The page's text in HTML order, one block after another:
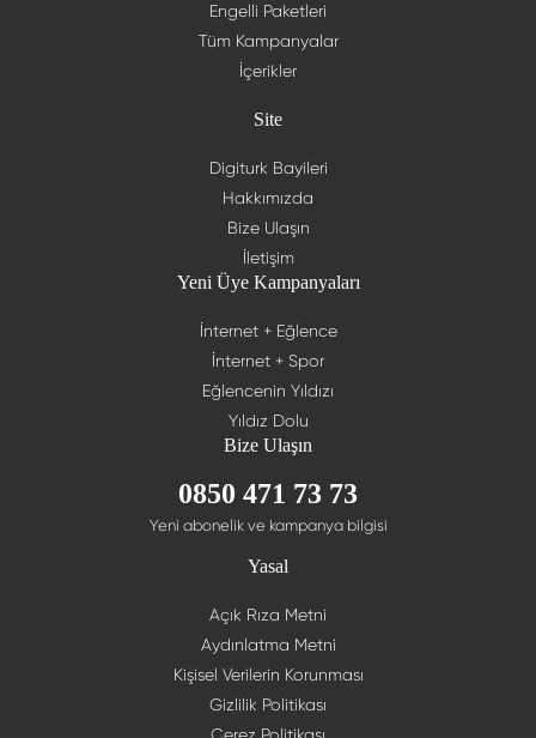
Engelli Paketleri
Tüm Kampanyalar
İçerikler
Site
Digiturk Bayileri
Hakkımızda
Bize Ulaşın
İletişim
Yeni Üye Kampanyaları
İnternet + Eğlence
İnternet + Spor
Eğlencenin Yıldızı
Yıldız Dolu
Bize Ulaşın
0850 471 73 73
Yeni abonelik ve kampanya bilgisi
Yasal
Açık Rıza Metni
Aydınlatma Metni
Kişisel Verilerin Korunması
Gizlilik Politikası